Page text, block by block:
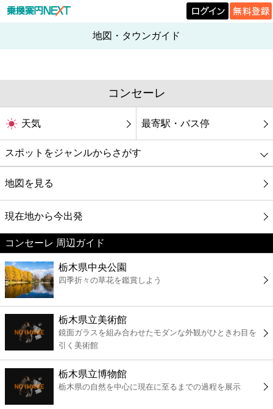
地図・タウンガイド
コンセーレ
天気 最寄駅・バス停
スポットをジャンルからさがす
グルメ
映画
美容
コンビニ
薬局
スーパー
エンタメ
地図を見る
現在地から今出発
コンセーレ 周辺ガイド
栃木県中央公園
四季折々の草花を鑑賞しよう
栃木県立美術館
鏡面ガラスを組み合わせたモダンな外観がひときわ目を
引く美術館
栃木県立博物館
栃木県の自然を中心に現在に至るまでの過程を展示